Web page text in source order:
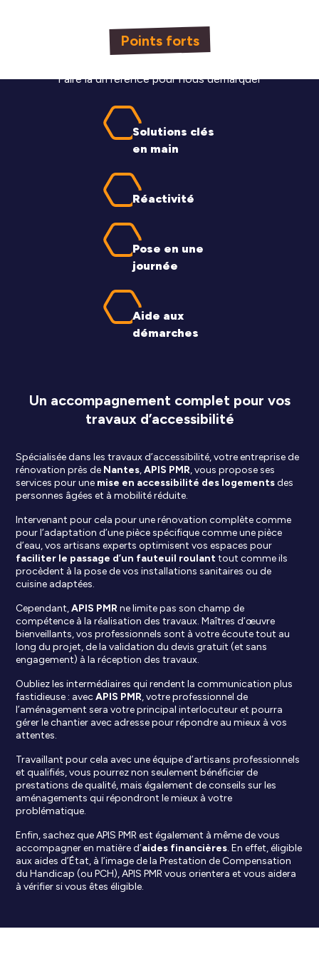
Points forts
Faire la différence pour nous démarquer
Solutions clés
en main
Réactivité
Pose en une
journée
Aide aux
démarches
Un accompagnement complet pour vos
travaux d’accessibilité
Spécialisée dans les travaux d’accessibilité, votre entreprise de
rénovation près de Nantes,APIS PMR, vous propose ses
services pour une mise en accessibilité des logementsdes
personnes âgées et à mobilité réduite.
Intervenant pour cela pour une rénovation complète comme
pour l’adaptation d’une pièce spécifique comme une pièce
d’eau, vos artisans experts optimisent vos espaces pour
faciliter le passage d’un fauteuil roulanttout comme ils
procèdent à la pose de vos installations sanitaires ou de
cuisine adaptées.
Cependant,APIS PMRne limite pas son champ de
compétence à la réalisation des travaux. Maîtres d’œuvre
bienveillants, vos professionnels sont à votre écoute tout au
long du projet, de la validation du devis gratuit (et sans
engagement) à la réception des travaux.
Oubliez les intermédiaires qui rendent la communication plus
fastidieuse : avecAPIS PMR, votre professionnel de
l’aménagement sera votre principal interlocuteur et pourra
gérer le chantier avec adresse pour répondre au mieux à vos
attentes.
Travaillant pour cela avec une équipe d’artisans professionnels
et qualifiés, vous pourrez non seulement bénéficier de
prestations de qualité, mais également de conseils sur les
aménagements qui répondront le mieux à votre
problématique.
Enfin, sachez que APIS PMR est également à même de vous
accompagner en matière d’aides financières. En effet, éligible
aux aides d’État, à l’image de la Prestation de Compensation
du Handicap (ou PCH), APIS PMR vous orientera et vous aidera
à vérifier si vous êtes éligible.